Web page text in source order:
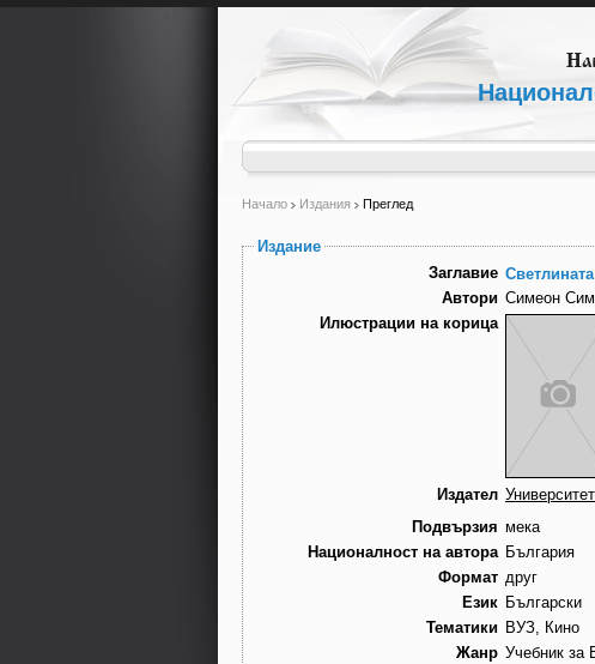
Начало Издания Преглед
Издание
Заглавие
Автори Симеон
Илюстрации на корица
Издател
Подвързия мека
Националност на автора България
Формат друг
Език Български
Тематики ВУЗ, Кино
Жанр Учебник за